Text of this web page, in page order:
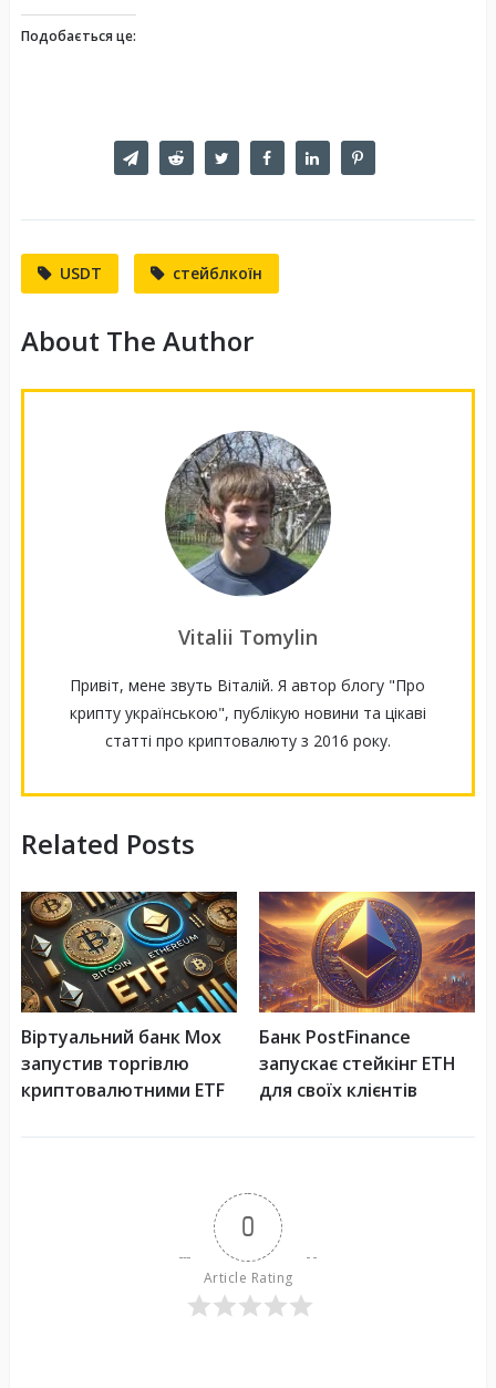
Подобається це:
USDT стейблкоїн
About The Author
Vitalii Tomylin
Привіт, мене звуть Віталій. Я автор блогу "Про
крипту українською", публікую новини та цікаві
статті про криптовалюту з 2016 року.
Related Posts
Віртуальний банк Mox
запустив торгівлю
криптовалютними ETF
Банк PostFinance
запускає стейкінг ETH
для своїх клієнтів
0
Article Rating